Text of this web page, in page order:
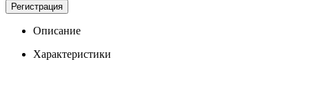
Регистрация
Описание
Характеристики